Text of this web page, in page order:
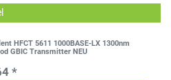
HFCT 5611 1000BASE-LX 1300nm
GBIC Transmitter NEU
*